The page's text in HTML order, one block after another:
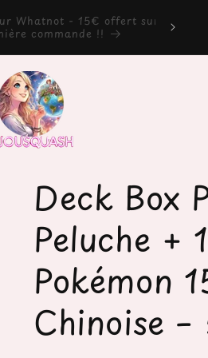
Bijousquash !
Deck Box
Peluche +
Pokémon
Chinoise